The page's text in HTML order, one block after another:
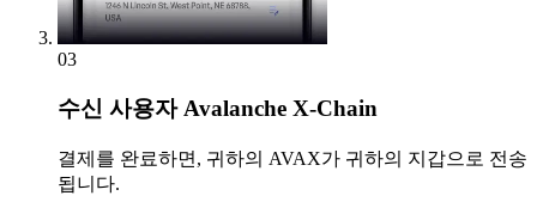
03
수신 사용자 Avalanche X-Chain
결제를 완료하면, 귀하의 AVAX가 귀하의 지갑으로 전송
됩니다.